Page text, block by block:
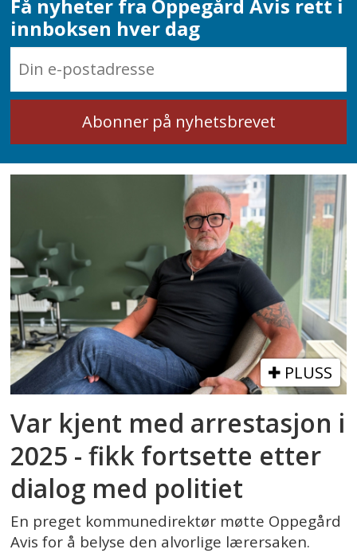
løypemaskiner kan sette skispor over
denne om vinteren.
Kostnaden for broen med brokar og
tilkomst er på om lag ti millioner
kroner.
driftes av Nordre Follo kommune.
Få nyheter fra Oppegård Avis rett i
innboksen hver dag
PLUSS
Var kjent med arrestasjon i
2025 - fikk fortsette etter
dialog med politiet
En preget kommunedirektør møtte Oppegård
Avis for å belyse den alvorlige lærersaken.